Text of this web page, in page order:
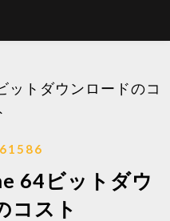
トダウンロードのコ
64ビットダウ
コスト